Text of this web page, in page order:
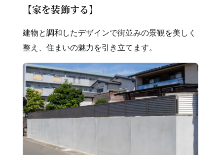
【家を装飾する】
建物と調和したデザインで街並みの景観を美しく
整え、住まいの魅力を引き立てます。